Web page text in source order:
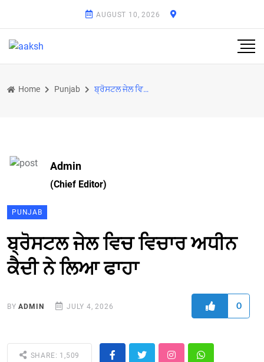
AUGUST 10, 2026
Home Punjab ਬ੍ਰੋਸਟਲ ਜੇਲ ਵਿਚ ਵਿਚਾਰ ਅਧੀਨ ਕੈਦੀ ਨੇ ਲਿਆ ਫਾਹਾ
Admin
(Chief Editor)
PUNJAB
ਬ੍ਰੋਸਟਲ ਜੇਲ ਵਿਚ ਵਿਚਾਰ ਅਧੀਨ
ਕੈਦੀ ਨੇ ਲਿਆ ਫਾਹਾ
BYADMIN JULY 4, 2026 0
SHARE: 1,509